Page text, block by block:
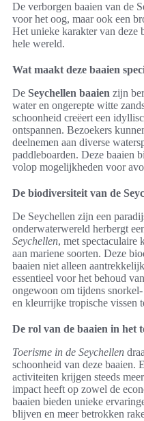
De verborgen baaien van de
voor het oog, maar ook een
Het unieke karakter van deze
hele wereld.
Wat maakt deze baaien
De Seychellen baaien zijn
water en ongerepte witte
schoonheid creëert een
ontspannen. Bezoekers
deelnemen aan diverse
paddleboarden. Deze baaien
volop mogelijkheden voor
De biodiversiteit van de
De Seychellen zijn een
onderwaterwereld herbergt
Seychellen, met spectaculaire
aan mariene soorten. Deze
baaien niet alleen
essentieel voor het behoud
ongewoon om tijdens
en kleurrijke tropische vissen
De rol van de baaien in het
Toerisme in de Seychellen
schoonheid van deze baaien.
activiteiten krijgen steeds
impact heeft op zowel de
baaien bieden unieke
blijven en meer betrokken